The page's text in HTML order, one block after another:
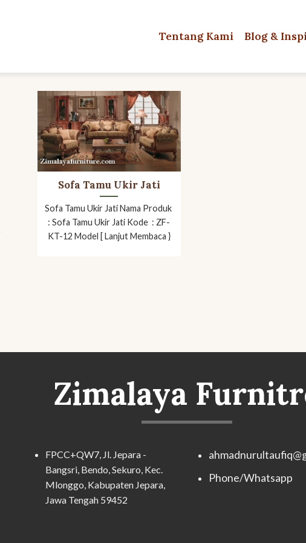
Tentang Kami Blog &
Sofa Tamu Ukir Jati
Sofa Tamu Ukir Jati Nama Produk
: Sofa Tamu Ukir Jati Kode : ZF-
KT-12 Model [ Lanjut Membaca }
Zimalaya
FPCC+QW7, Jl. Jepara -
Bangsri, Bendo, Sekuro, Kec.
Mlonggo, Kabupaten Jepara,
Jawa Tengah 59452
Phone/Whatsapp